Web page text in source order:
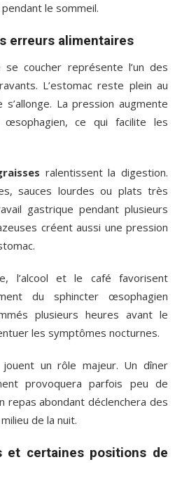
le sommeil.
erreurs alimentaires
coucher représente l’un des
L’estomac reste plein au
La pression augmente
ce qui facilite les
ralentissent la digestion.
sauces lourdes ou plats très
gastrique pendant plusieurs
créent aussi une pression
l’alcool et le café favorisent
du sphincter œsophagien
plusieurs heures avant le
les symptômes nocturnes.
un rôle majeur. Un dîner
provoquera parfois peu de
repas abondant déclenchera des
de la nuit.
et certaines positions de